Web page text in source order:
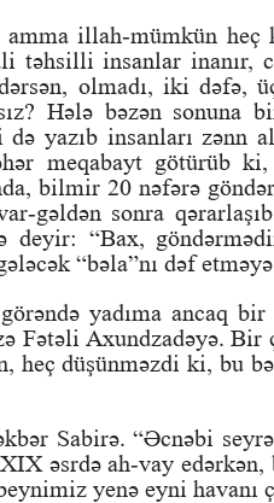
amma illah-mümkün
təhsilli insanlar inanır,
olmadı, iki dəfə,
Hələ bəzən sonuna
yazıb insanları zənn
meqabayt götürüb
bilmir 20 nəfərə
gəldən sonra
deyir: “Bax,
“bəla”nı dəf etməyə
yadıma ancaq
Fətəli Axundzadəyə. Bir
heç düşünməzdi ki, bu
Sabirə. “Əcnəbi seyrə
əsrdə ah-vay
yenə eyni havanı